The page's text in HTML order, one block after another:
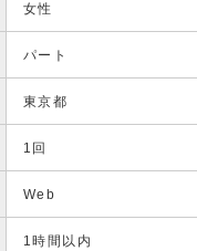
女性
パート
東京都
1回
Web
1時間以内